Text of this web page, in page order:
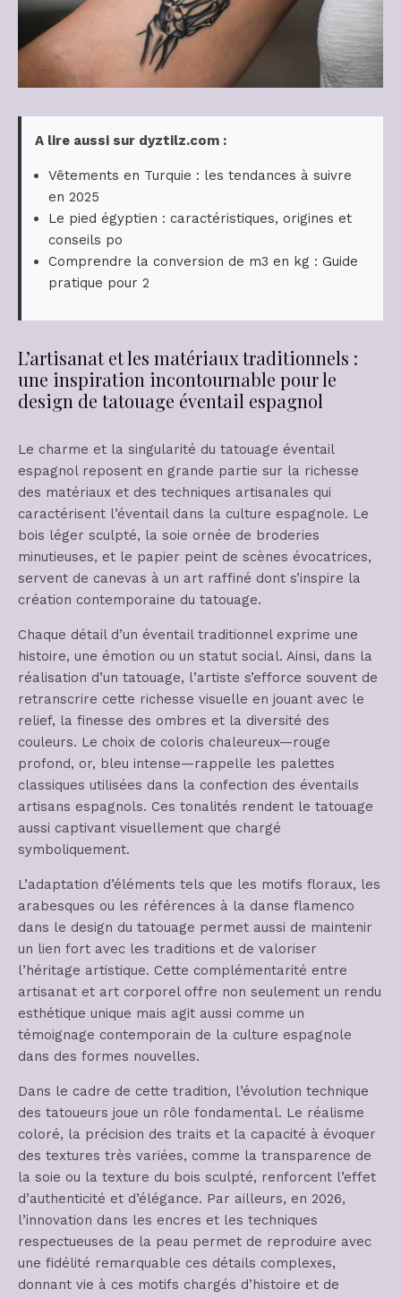
A lire aussi sur dyztilz.com :
Vêtements en Turquie : les tendances à suivre
en 2025
Le pied égyptien : caractéristiques, origines et
conseils po
Comprendre la conversion de m3 en kg : Guide
pratique pour 2
L’artisanat et les matériaux traditionnels :
une inspiration incontournable pour le
design de tatouage éventail espagnol
Le charme et la singularité du tatouage éventail
espagnol reposent en grande partie sur la richesse
des matériaux et des techniques artisanales qui
caractérisent l’éventail dans la culture espagnole. Le
bois léger sculpté, la soie ornée de broderies
minutieuses, et le papier peint de scènes évocatrices,
servent de canevas à un art raffiné dont s’inspire la
création contemporaine du tatouage.
Chaque détail d’un éventail traditionnel exprime une
histoire, une émotion ou un statut social. Ainsi, dans la
réalisation d’un tatouage, l’artiste s’efforce souvent de
retranscrire cette richesse visuelle en jouant avec le
relief, la finesse des ombres et la diversité des
couleurs. Le choix de coloris chaleureux—rouge
profond, or, bleu intense—rappelle les palettes
classiques utilisées dans la confection des éventails
artisans espagnols. Ces tonalités rendent le tatouage
aussi captivant visuellement que chargé
symboliquement.
L’adaptation d’éléments tels que les motifs floraux, les
arabesques ou les références à la danse flamenco
dans le design du tatouage permet aussi de maintenir
un lien fort avec les traditions et de valoriser
l’héritage artistique. Cette complémentarité entre
artisanat et art corporel offre non seulement un rendu
esthétique unique mais agit aussi comme un
témoignage contemporain de la culture espagnole
dans des formes nouvelles.
Dans le cadre de cette tradition, l’évolution technique
des tatoueurs joue un rôle fondamental. Le réalisme
coloré, la précision des traits et la capacité à évoquer
des textures très variées, comme la transparence de
la soie ou la texture du bois sculpté, renforcent l’effet
d’authenticité et d’élégance. Par ailleurs, en 2026,
l’innovation dans les encres et les techniques
respectueuses de la peau permet de reproduire avec
une fidélité remarquable ces détails complexes,
donnant vie à ces motifs chargés d’histoire et de